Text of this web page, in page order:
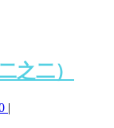
之二）
|